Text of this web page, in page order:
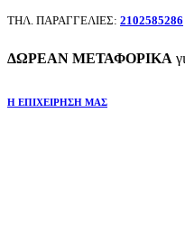
ΤΗΛ. ΠΑΡΑΓΓΕΛΙΕΣ: 2102585286
ΔΩΡΕΑΝ ΜΕΤΑΦΟΡΙΚΑ
Η ΕΠΙΧΕΙΡΗΣΗ ΜΑΣ